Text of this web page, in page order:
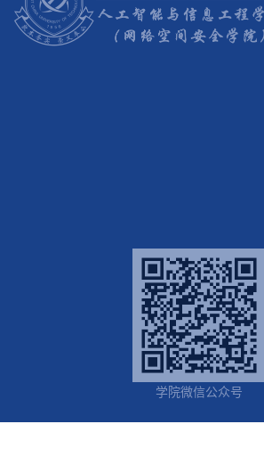
学院微信公众号